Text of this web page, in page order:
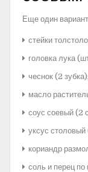
Еще один
стейки
головка лука
чеснок (2 зубка);
масло
соус соевый (2
уксус столовый
кориандр
соль и перец по